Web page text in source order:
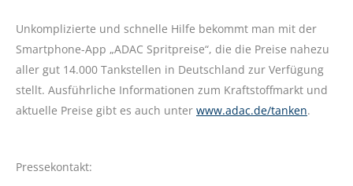
Unkomplizierte und schnelle Hilfe bekommt man mit der
Smartphone-App „ADAC Spritpreise“, die die Preise nahezu
aller gut 14.000 Tankstellen in Deutschland zur Verfügung
stellt. Ausführliche Informationen zum Kraftstoffmarkt und
aktuelle Preise gibt es auch unter www.adac.de/tanken.
Pressekontakt: